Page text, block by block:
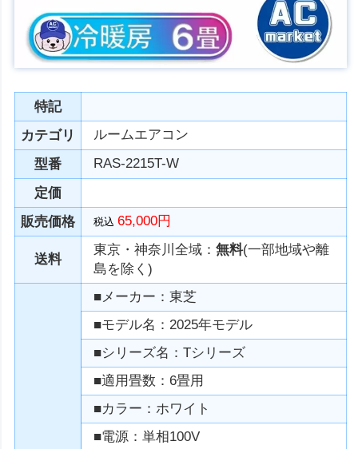
特記
カテゴリ
ルームエアコン
型番
RAS-2215T-W
定価
販売価格
税込65,000円
送料
東京・神奈川全域：無料(一部地域や離
島を除く)
■メーカー：東芝
■モデル名：2025年モデル
■シリーズ名：Tシリーズ
■適用畳数：6畳用
■カラー：ホワイト
■電源：単相100V